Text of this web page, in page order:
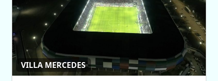
VILLA MERCEDES